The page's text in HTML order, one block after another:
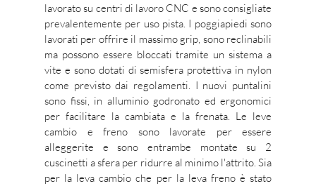
lavorato su centri di lavoro CNC e sono consigliate
prevalentemente per uso pista. I poggiapiedi sono
lavorati per offrire il massimo grip, sono reclinabili
ma possono essere bloccati tramite un sistema a
vite e sono dotati di semisfera protettiva in nylon
come previsto dai regolamenti. I nuovi puntalini
sono fissi, in alluminio godronato ed ergonomici
per facilitare la cambiata e la frenata. Le leve
cambio e freno sono lavorate per essere
alleggerite e sono entrambe montate su 2
cuscinetti a sfera per ridurre al minimo l'attrito. Sia
per la leva cambio che per la leva freno è stato